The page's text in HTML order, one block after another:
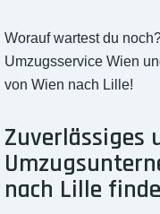
Worauf wartest du
Umzugsservice Wien
von Wien nach Lille!
Zuverlässiges
nach Lille